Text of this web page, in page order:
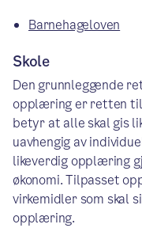
Barnehageloven
Skole
Den grunnleggende
opplæring er retten
betyr at alle skal gis
uavhengig av
likeverdig opplæring
økonomi. Tilpasset
virkemidler som skal
opplæring.